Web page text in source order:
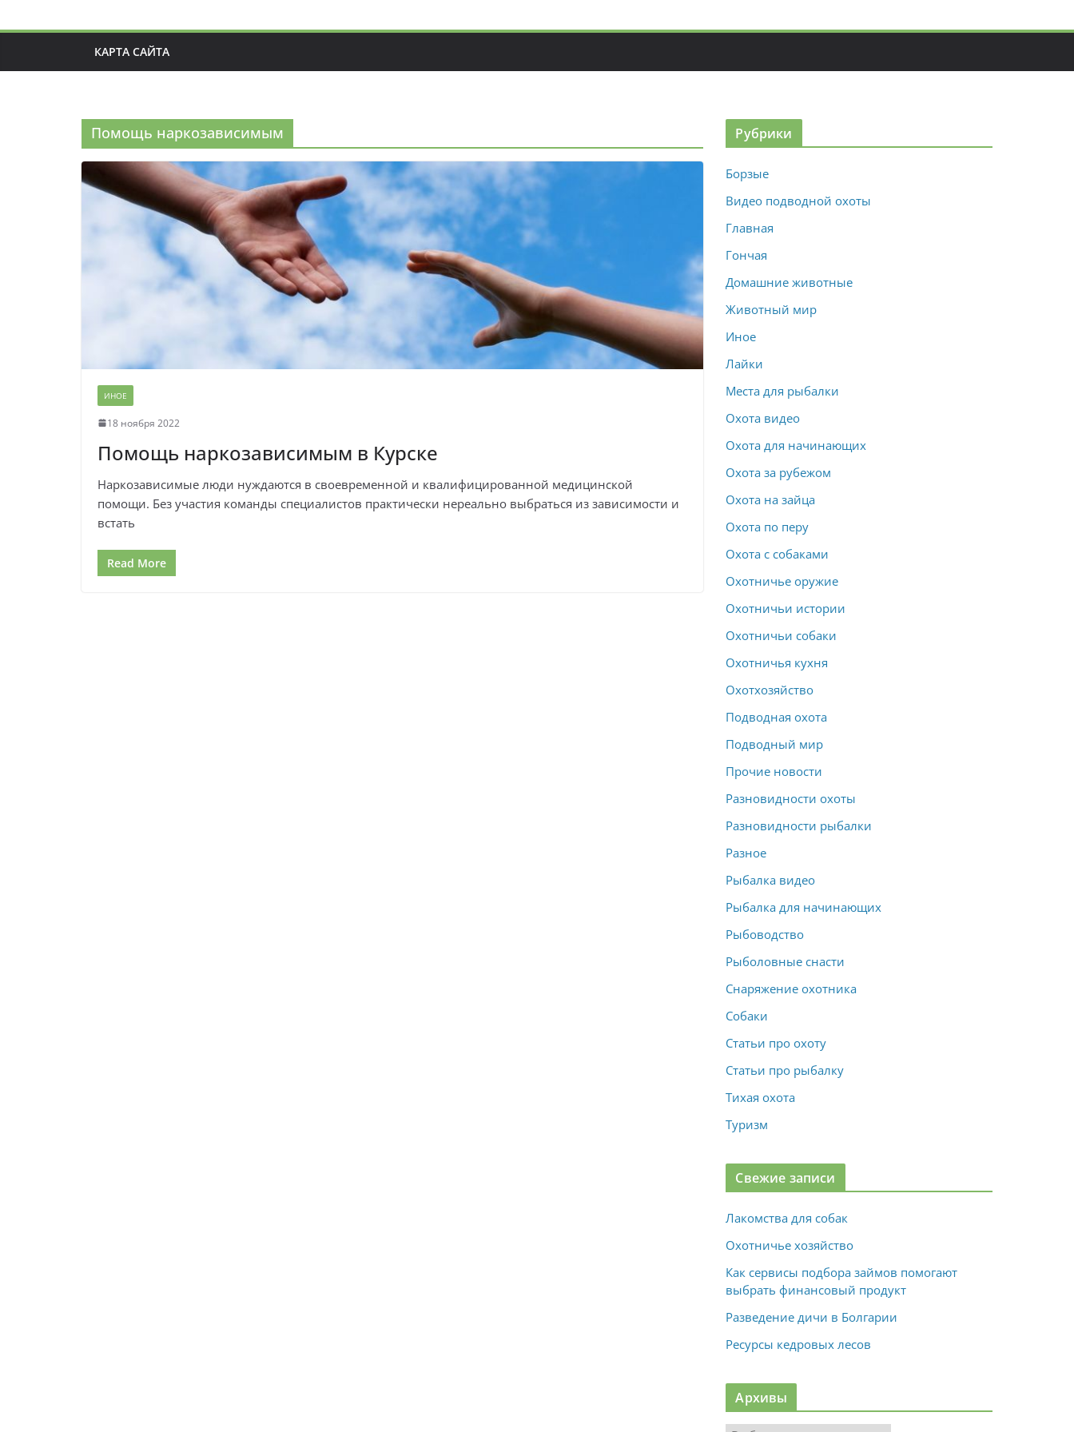
КАРТА САЙТА
Помощь наркозависимым
ИНОЕ
18 ноября 2022
Помощь наркозависимым в Курске
Наркозависимые люди нуждаются в своевременной и квалифицированной медицинской
помощи. Без участия команды специалистов практически нереально выбраться из зависимости и
встать
Read More
Рубрики
Борзые
Видео подводной охоты
Главная
Гончая
Домашние животные
Животный мир
Иное
Лайки
Места для рыбалки
Охота видео
Охота для начинающих
Охота за рубежом
Охота на зайца
Охота по перу
Охота с собаками
Охотничье оружие
Охотничьи истории
Охотничьи собаки
Охотничья кухня
Охотхозяйство
Подводная охота
Подводный мир
Прочие новости
Разновидности охоты
Разновидности рыбалки
Разное
Рыбалка видео
Рыбалка для начинающих
Рыбоводство
Рыболовные снасти
Снаряжение охотника
Собаки
Статьи про охоту
Статьи про рыбалку
Тихая охота
Туризм
Свежие записи
Лакомства для собак
Охотничье хозяйство
Как сервисы подбора займов помогают
выбрать финансовый продукт
Разведение дичи в Болгарии
Ресурсы кедровых лесов
Архивы